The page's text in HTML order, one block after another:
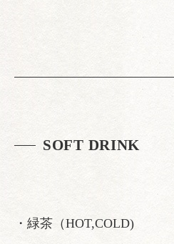
SOFT DRINK
・緑茶（HOT,COLD)